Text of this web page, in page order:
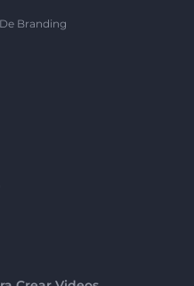
Branding